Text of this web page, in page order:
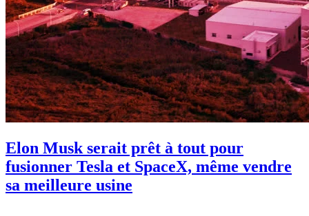
Elon Musk serait prêt à tout pour
fusionner Tesla et SpaceX, même vendre
sa meilleure usine